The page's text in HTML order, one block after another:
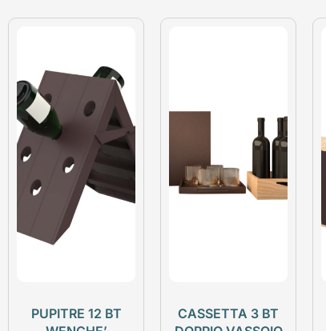
PUPITRE 12 BT
CASSETTA 3 BT